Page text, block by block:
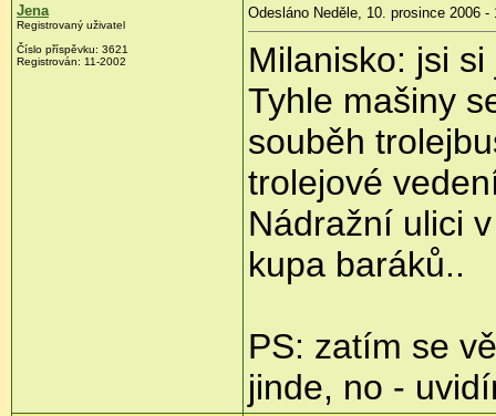
Jena
Registrovaný uživatel
Číslo příspěvku: 3621
Registrován: 11-2002
Odesláno Neděle, 10. prosince 2006 -
Milanisko: jsi
Tyhle mašiny
souběh
trolejové
Nádražní ulici
kupa baráků..
PS: zatím se
jinde, no -